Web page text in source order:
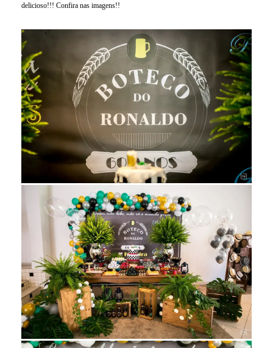
delicioso!!! Confira nas imagens!!